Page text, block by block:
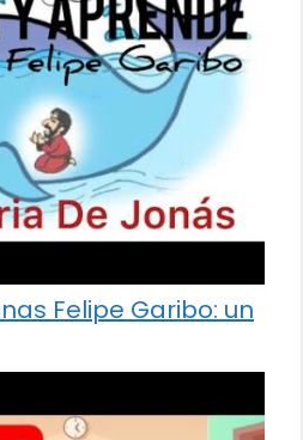
Felipe Garibo: un